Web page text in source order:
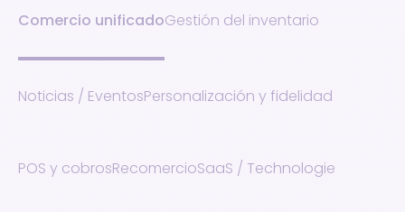
Comercio unificadoGestión del inventario
Noticias / EventosPersonalización y fidelidad
POS y cobrosRecomercioSaaS / Technologie